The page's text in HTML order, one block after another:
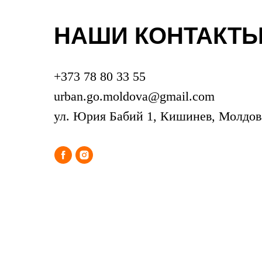
НАШИ
+373 78 80 33 55
urban.go.moldova@gmail.com
ул. Юрия Бабий 1, Кишинев,